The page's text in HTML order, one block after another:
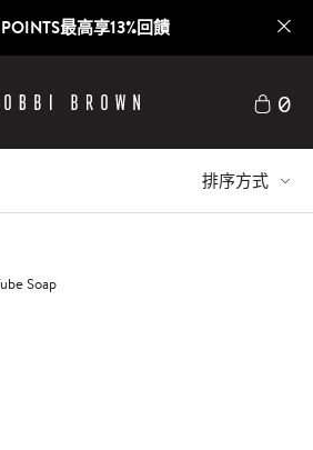
最高享13%回饋
0
排序方式